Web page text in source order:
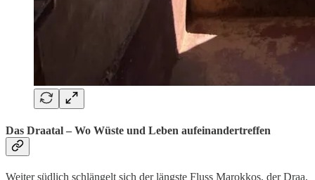
Das Draatal – Wo Wüste und Leben aufeinandertreffen
Weiter südlich schlängelt sich der längste Fluss Marokkos, der Draa,